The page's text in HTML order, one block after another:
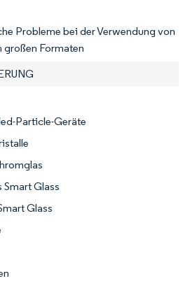
Probleme bei der Verwendung von
großen Formaten
Particle-Geräte
Smart Glass
Glass